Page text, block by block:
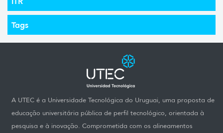
Tags
A UTEC é a Universidade Tecnológica do Uruguai, uma proposta de
educação universitária pública de perfil tecnológico, orientada à
pesquisa e à inovação. Comprometida com os alineamentos